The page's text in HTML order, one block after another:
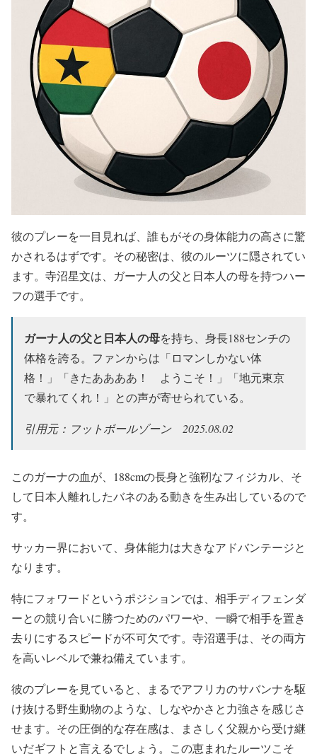
彼のプレーを一目見れば、誰もがその身体能力の高さに驚
かされるはずです。その秘密は、彼のルーツに隠されてい
ます。寺沼星文は、ガーナ人の父と日本人の母を持つハー
フの選手です。
ガーナ人の父と日本人の母を持ち、身長188センチの
体格を誇る。ファンからは「ロマンしかない体
格！」「きたああああ！ ようこそ！」「地元東京
で暴れてくれ！」との声が寄せられている。
引用元：フットボールゾーン 2025.08.02
このガーナの血が、188cmの長身と強靭なフィジカル、そ
して日本人離れしたバネのある動きを生み出しているので
す。
サッカー界において、身体能力は大きなアドバンテージと
なります。
特にフォワードというポジションでは、相手ディフェンダ
ーとの競り合いに勝つためのパワーや、一瞬で相手を置き
去りにするスピードが不可欠です。寺沼選手は、その両方
を高いレベルで兼ね備えています。
彼のプレーを見ていると、まるでアフリカのサバンナを駆
け抜ける野生動物のような、しなやかさと力強さを感じさ
せます。その圧倒的な存在感は、まさしく父親から受け継
いだギフトと言えるでしょう。この恵まれたルーツこそ